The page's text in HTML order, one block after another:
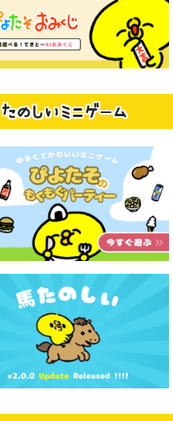
たのしいミニゲーム